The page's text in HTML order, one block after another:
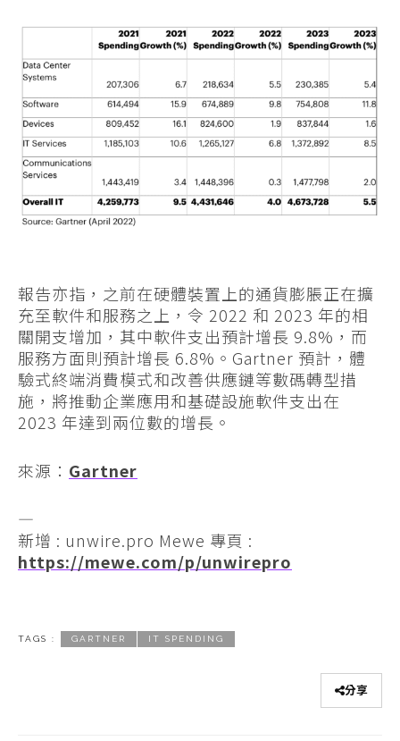
報告亦指，之前在硬體裝置上的通貨膨脹正在擴
充至軟件和服務之上，令 2022 和 2023 年的相
關開支增加，其中軟件支出預計增長 9.8%，而
服務方面則預計增長 6.8%。Gartner 預計，體
驗式終端消費模式和改善供應鏈等數碼轉型措
施，將推動企業應用和基礎設施軟件支出在
2023 年達到兩位數的增長。
來源： Gartner
—
新增 : unwire.pro Mewe 專頁 :
https://mewe.com/p/unwirepro
TAGS : GARTNER IT SPENDING
分享